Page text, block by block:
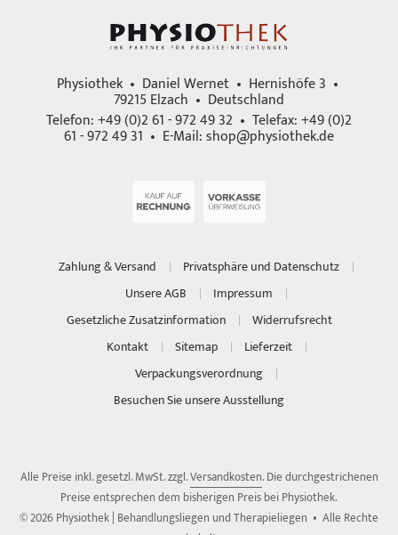
Physiothek • Daniel Wernet • Hernishöfe 3 •
79215 Elzach • Deutschland
Telefon: +49 (0)2 61 - 972 49 32 • Telefax: +49 (0)2
61 - 972 49 31 • E-Mail:shop@physiothek.de
Zahlung & Versand
Privatsphäre und Datenschutz
Unsere AGB
Impressum
Gesetzliche Zusatzinformation
Widerrufsrecht
Kontakt
Sitemap
Lieferzeit
Verpackungsverordnung
Besuchen Sie unsere Ausstellung
Alle Preise inkl. gesetzl. MwSt. zzgl.Versandkosten. Die durchgestrichenen
Preise entsprechen dem bisherigen Preis bei Physiothek.
© 2026 Physiothek | Behandlungsliegen und Therapieliegen • Alle Rechte